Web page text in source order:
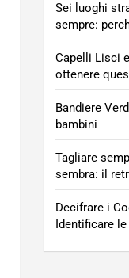
Sei luoghi
sempre:
Capelli Lisci
ottenere
Bandiere
bambini
Tagliare
sembra: il
Decifrare i
Identificare